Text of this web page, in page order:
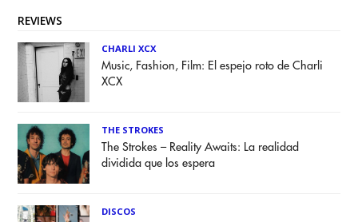
REVIEWS
CHARLI XCX
Music, Fashion, Film: El espejo roto de Charli
XCX
THE STROKES
The Strokes – Reality Awaits: La realidad
dividida que los espera
DISCOS